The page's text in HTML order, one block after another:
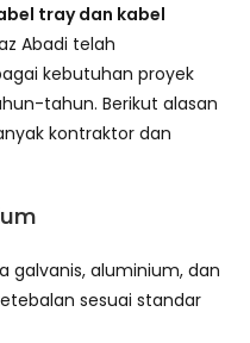
tray dan kabel
Abadi telah
kebutuhan proyek
tahun. Berikut alasan
kontraktor dan
galvanis, aluminium, dan
sesuai standar